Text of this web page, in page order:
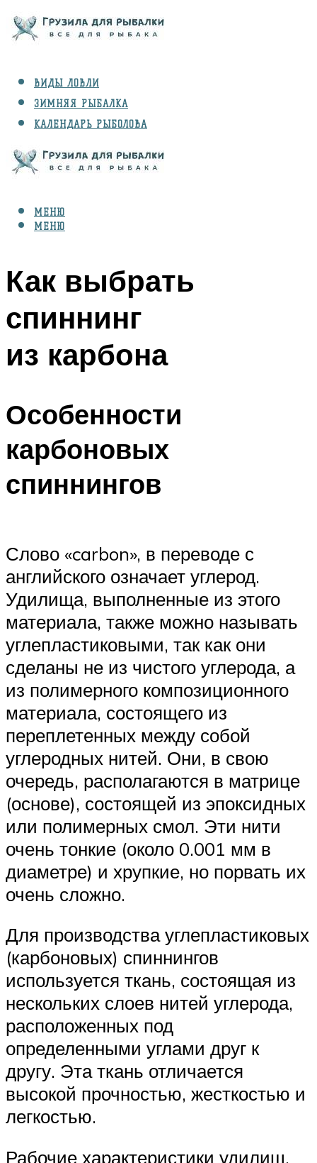
ВИДЫ ЛОВЛИ
ЗИМНЯЯ РЫБАЛКА
КАЛЕНДАРЬ РЫБОЛОВА
СНАРЯЖЕНИЕ
МЕНЮ
МЕНЮ
Как выбрать
спиннинг
из карбона
Особенности
карбоновых
спиннингов
Слово «carbon», в переводе с
английского означает углерод.
Удилища, выполненные из этого
материала, также можно называть
углепластиковыми, так как они
сделаны не из чистого углерода, а
из полимерного композиционного
материала, состоящего из
переплетенных между собой
углеродных нитей. Они, в свою
очередь, располагаются в матрице
(основе), состоящей из эпоксидных
или полимерных смол. Эти нити
очень тонкие (около 0.001 мм в
диаметре) и хрупкие, но порвать их
очень сложно.
Для производства углепластиковых
(карбоновых) спиннингов
используется ткань, состоящая из
нескольких слоев нитей углерода,
расположенных под
определенными углами друг к
другу. Эта ткань отличается
высокой прочностью, жесткостью и
легкостью.
Рабочие характеристики удилищ,